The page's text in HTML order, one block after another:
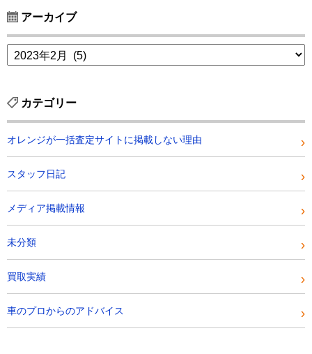
アーカイブ
カテゴリー
オレンジが一括査定サイトに掲載しない理由
スタッフ日記
メディア掲載情報
未分類
買取実績
車のプロからのアドバイス